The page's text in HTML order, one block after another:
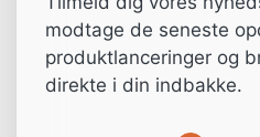
20
modtage de seneste
produktlanceringer og
direkte i din indbakke.